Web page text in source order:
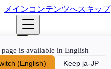
メインコンテンツへスキップ
ドキュメントフレームワーク
⌘K
is available in English
(English) Keep ja-JP